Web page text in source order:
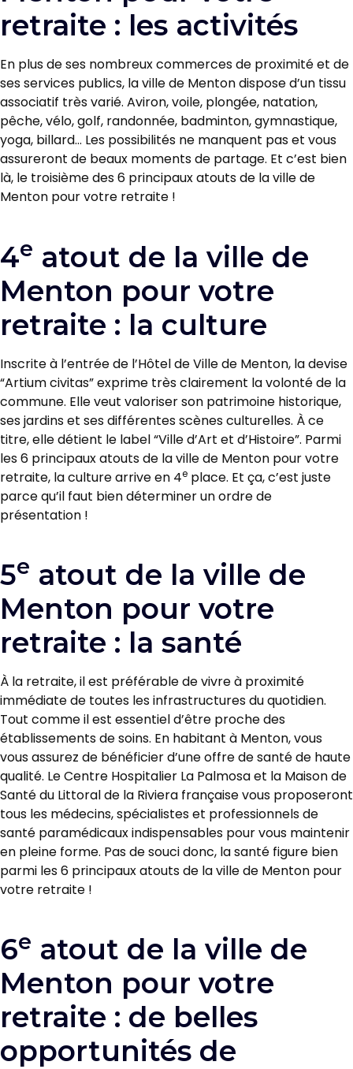
retraite : les activités
En plus de ses nombreux commerces de proximité et de
ses services publics, la ville de Menton dispose d’un tissu
associatif très varié. Aviron, voile, plongée, natation,
pêche, vélo, golf, randonnée, badminton, gymnastique,
yoga, billard… Les possibilités ne manquent pas et vous
assureront de beaux moments de partage. Et c’est bien
là, le troisième des 6 principaux atouts de la ville de
Menton pour votre retraite !
4e atout de la ville de
Menton pour votre
retraite : la culture
Inscrite à l’entrée de l’Hôtel de Ville de Menton, la devise
“Artium civitas” exprime très clairement la volonté de la
commune. Elle veut valoriser son patrimoine historique,
ses jardins et ses différentes scènes culturelles. À ce
titre, elle détient le label “Ville d’Art et d’Histoire”. Parmi
les 6 principaux atouts de la ville de Menton pour votre
retraite, la culture arrive en 4e place. Et ça, c’est juste
parce qu’il faut bien déterminer un ordre de
présentation !
5e atout de la ville de
Menton pour votre
retraite : la santé
À la retraite, il est préférable de vivre à proximité
immédiate de toutes les infrastructures du quotidien.
Tout comme il est essentiel d’être proche des
établissements de soins. En habitant à Menton, vous
vous assurez de bénéficier d’une offre de santé de haute
qualité. Le Centre Hospitalier La Palmosa et la Maison de
Santé du Littoral de la Riviera française vous proposeront
tous les médecins, spécialistes et professionnels de
santé paramédicaux indispensables pour vous maintenir
en pleine forme. Pas de souci donc, la santé figure bien
parmi les 6 principaux atouts de la ville de Menton pour
votre retraite !
6e atout de la ville de
Menton pour votre
retraite : de belles
opportunités de